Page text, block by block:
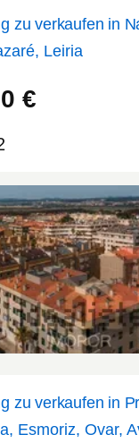
zu verkaufen in
Leiria
€
zu verkaufen in
Esmoriz, Ovar,